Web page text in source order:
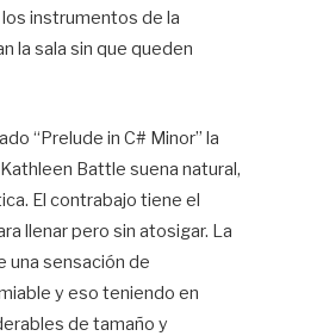
instrumentos de la
la sala sin que queden
“Prelude in C# Minor” la
Battle suena natural,
El contrabajo tiene el
llenar pero sin atosigar. La
una sensación de
y eso teniendo en
de tamaño y